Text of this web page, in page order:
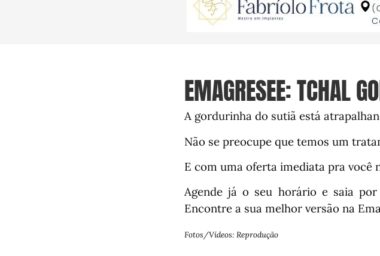
EMAGRESEE: TCHAL
A gordurinha do sutiã está
Não se preocupe que temos um
E com uma oferta imediata pra você
Agende já o seu horário e saia
Encontre a sua melhor versão na
Fotos/Vídeos: Reprodução